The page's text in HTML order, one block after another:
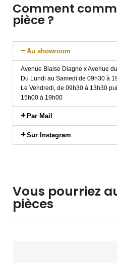
Comment
pièce ?
Au showroom
Avenue Blaise Diagne x Avenue
Du Lundi au Samedi de 09h30 à
Le Vendredi, de 09h30 à 13h30
15h00 à 19h00
Par Mail
Sur Instagram
Vous pourriez
pièces